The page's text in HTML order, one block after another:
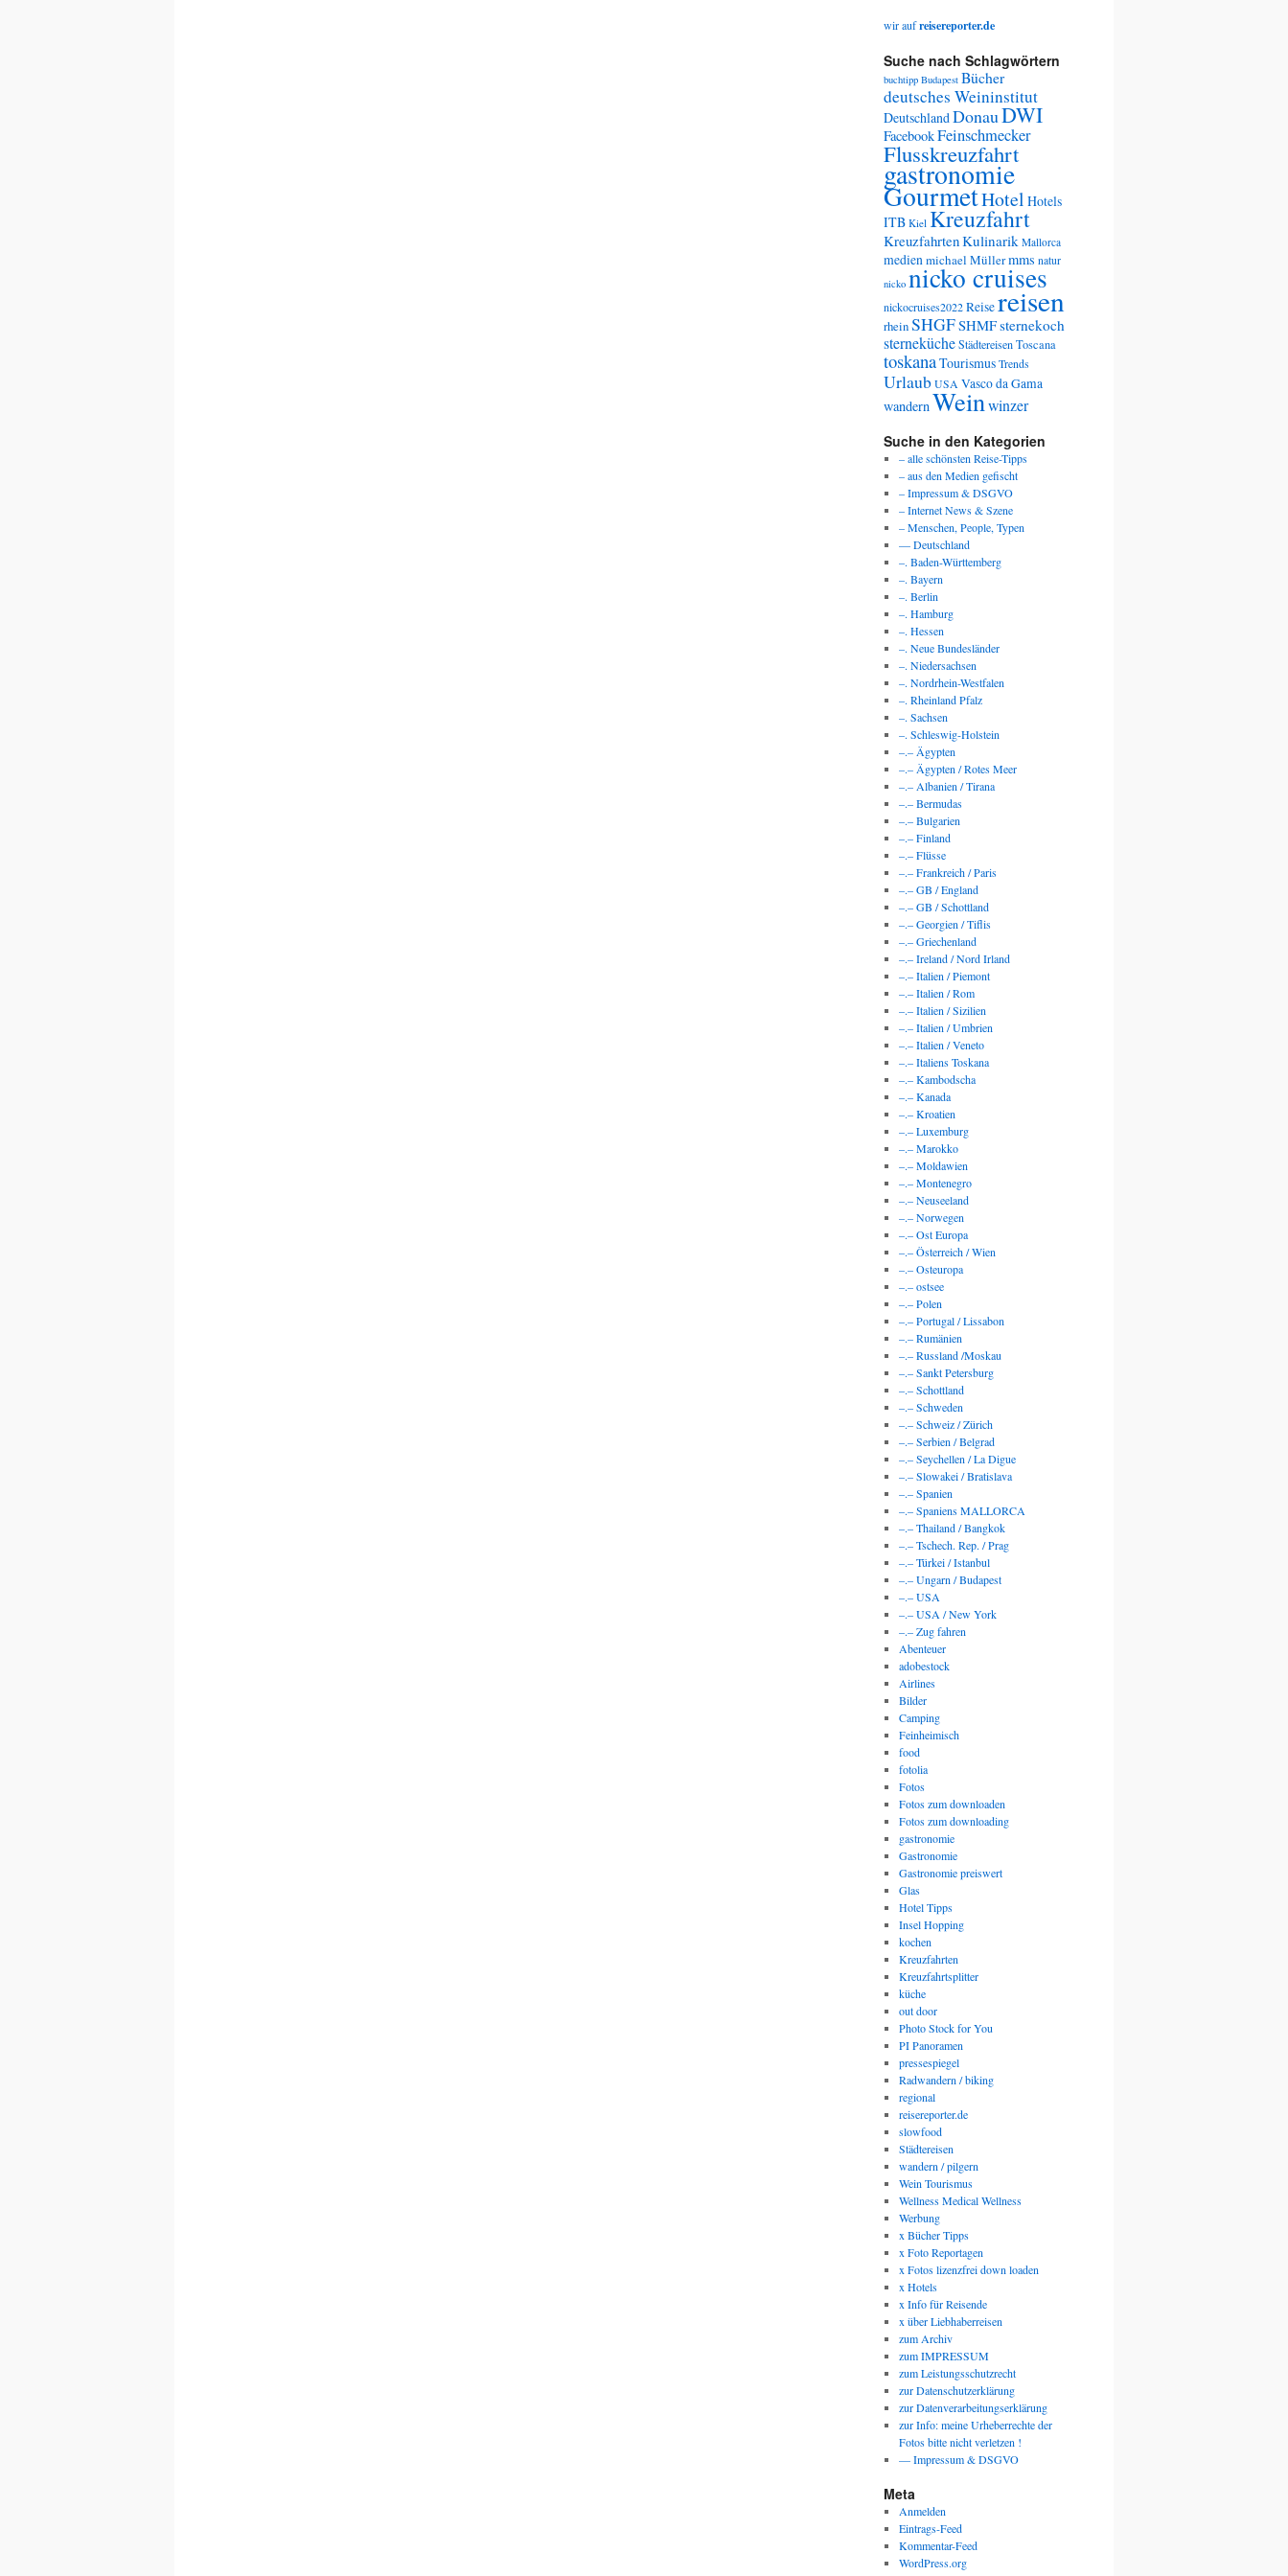
wir aufreisereporter.de
Suche nach Schlagwörtern
buchtipp Budapest Bücher
deutsches Weininstitut
DeutschlandDonauDWI
FacebookFeinschmecker
Flusskreuzfahrt
gastronomie
GourmetHotel Hotels
ITB Kiel Kreuzfahrt
KreuzfahrtenKulinarik Mallorca
medienmichael Müllermms natur
nicko nicko cruises
nickocruises2022Reisereisen
rheinSHGFSHMFsternekoch
sternekücheStädtereisenToscana
toskanaTourismus Trends
Urlaub USA Vasco da Gama
wandernWeinwinzer
Suche in den Kategorien
– alle schönsten Reise-Tipps
– aus den Medien gefischt
– Impressum & DSGVO
– Internet News & Szene
– Menschen, People, Typen
— Deutschland
–. Baden-Württemberg
–. Bayern
–. Berlin
–. Hamburg
–. Hessen
–. Neue Bundesländer
–. Niedersachsen
–. Nordrhein-Westfalen
–. Rheinland Pfalz
–. Sachsen
–. Schleswig-Holstein
–.– Ägypten
–.– Ägypten / Rotes Meer
–.– Albanien / Tirana
–.– Bermudas
–.– Bulgarien
–.– Finland
–.– Flüsse
–.– Frankreich / Paris
–.– GB / England
–.– GB / Schottland
–.– Georgien / Tiflis
–.– Griechenland
–.– Ireland / Nord Irland
–.– Italien / Piemont
–.– Italien / Rom
–.– Italien / Sizilien
–.– Italien / Umbrien
–.– Italien / Veneto
–.– Italiens Toskana
–.– Kambodscha
–.– Kanada
–.– Kroatien
–.– Luxemburg
–.– Marokko
–.– Moldawien
–.– Montenegro
–.– Neuseeland
–.– Norwegen
–.– Ost Europa
–.– Österreich / Wien
–.– Osteuropa
–.– ostsee
–.– Polen
–.– Portugal / Lissabon
–.– Rumänien
–.– Russland /Moskau
–.– Sankt Petersburg
–.– Schottland
–.– Schweden
–.– Schweiz / Zürich
–.– Serbien / Belgrad
–.– Seychellen / La Digue
–.– Slowakei / Bratislava
–.– Spanien
–.– Spaniens MALLORCA
–.– Thailand / Bangkok
–.– Tschech. Rep. / Prag
–.– Türkei / Istanbul
–.– Ungarn / Budapest
–.– USA
–.– USA / New York
–.– Zug fahren
Abenteuer
adobestock
Airlines
Bilder
Camping
Feinheimisch
food
fotolia
Fotos
Fotos zum downloaden
Fotos zum downloading
gastronomie
Gastronomie
Gastronomie preiswert
Glas
Hotel Tipps
Insel Hopping
kochen
Kreuzfahrten
Kreuzfahrtsplitter
küche
out door
Photo Stock for You
PI Panoramen
pressespiegel
Radwandern / biking
regional
reisereporter.de
slowfood
Städtereisen
wandern / pilgern
Wein Tourismus
Wellness Medical Wellness
Werbung
x Bücher Tipps
x Foto Reportagen
x Fotos lizenzfrei down loaden
x Hotels
x Info für Reisende
x über Liebhaberreisen
zum Archiv
zum IMPRESSUM
zum Leistungsschutzrecht
zur Datenschutzerklärung
zur Datenverarbeitungserklärung
zur Info: meine Urheberrechte der
Fotos bitte nicht verletzen !
— Impressum & DSGVO
Meta
Anmelden
Eintrags-Feed
Kommentar-Feed
WordPress.org